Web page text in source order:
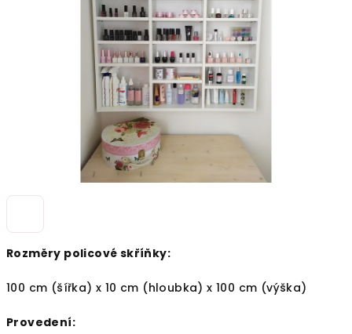
Rozměry policové skříňky:
100 cm (šířka) x 10 cm (hloubka) x 100 cm (výška)
Provedení:
hvězdiček.